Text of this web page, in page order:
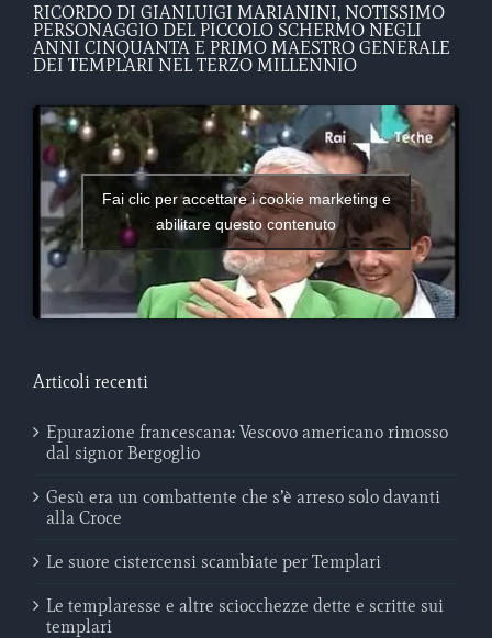
RICORDO DI GIANLUIGI MARIANINI, NOTISSIMO
PERSONAGGIO DEL PICCOLO SCHERMO NEGLI
ANNI CINQUANTA E PRIMO MAESTRO GENERALE
DEI TEMPLARI NEL TERZO MILLENNIO
Fai clic per accettare i cookie marketing e
abilitare questo contenuto
Articoli recenti
Epurazione francescana: Vescovo americano rimosso
dal signor Bergoglio
Gesù era un combattente che s’è arreso solo davanti
alla Croce
Le suore cistercensi scambiate per Templari
Le templaresse e altre sciocchezze dette e scritte sui
templari